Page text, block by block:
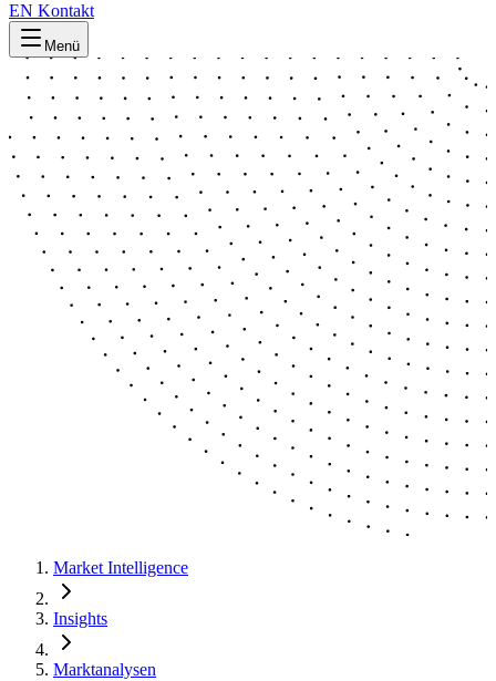
EN Kontakt
Menü
Market Intelligence
Insights
Marktanalysen